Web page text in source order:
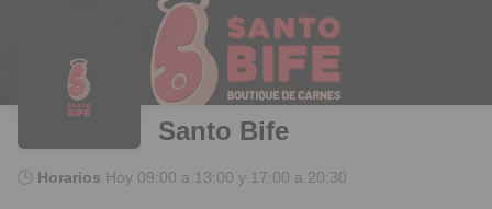
Santo Bife
🕒 Horarios Hoy 09:00 a 13:00 y 17:00 a 20:30